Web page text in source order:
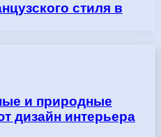
стиля в
и природные
дизайн интерьера